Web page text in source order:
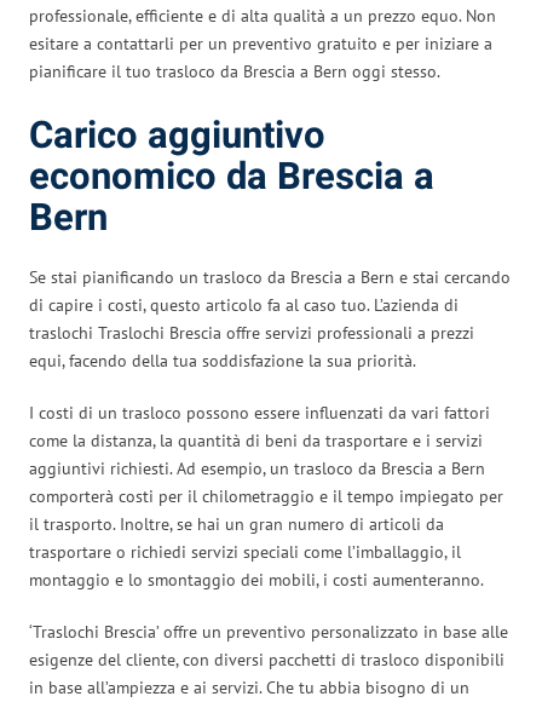
professionale, efficiente e di alta qualità a un prezzo equo. Non
esitare a contattarli per un preventivo gratuito e per iniziare a
pianificare il tuo trasloco da Brescia a Bern oggi stesso.
Carico aggiuntivo
economico da Brescia a
Bern
Se stai pianificando un trasloco da Brescia a Bern e stai cercando
di capire i costi, questo articolo fa al caso tuo. L’azienda di
traslochi Traslochi Brescia offre servizi professionali a prezzi
equi, facendo della tua soddisfazione la sua priorità.
I costi di un trasloco possono essere influenzati da vari fattori
come la distanza, la quantità di beni da trasportare e i servizi
aggiuntivi richiesti. Ad esempio, un trasloco da Brescia a Bern
comporterà costi per il chilometraggio e il tempo impiegato per
il trasporto. Inoltre, se hai un gran numero di articoli da
trasportare o richiedi servizi speciali come l’imballaggio, il
montaggio e lo smontaggio dei mobili, i costi aumenteranno.
‘Traslochi Brescia’ offre un preventivo personalizzato in base alle
esigenze del cliente, con diversi pacchetti di trasloco disponibili
in base all’ampiezza e ai servizi. Che tu abbia bisogno di un